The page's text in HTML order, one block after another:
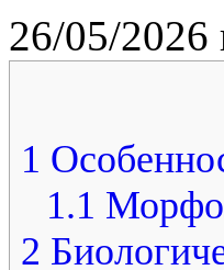
26/05/2026
1
1.1
2